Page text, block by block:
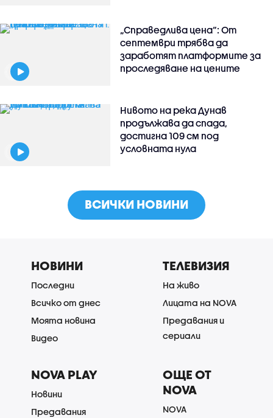
„Справедлива цена“: От
септември трябва да
заработят платформите за
проследяване на цените
Нивото на река Дунав
продължава да спада,
достигна 109 см под
условната нула
ВСИЧКИ НОВИНИ
НОВИНИ
Последни
Всичко от днес
Моята новина
Видео
ТЕЛЕВИЗИЯ
На живо
Лицата на NOVA
Предавания и
сериали
NOVA PLAY
Новини
Предавания
ОЩЕ ОТ
NOVA
NOVA